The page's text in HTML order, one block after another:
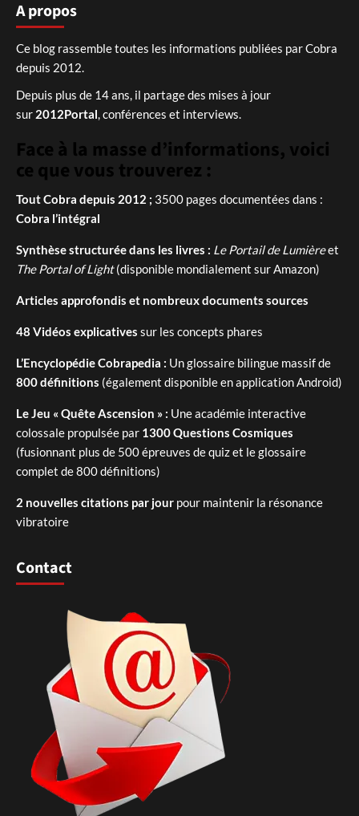
A propos
Ce blog rassemble toutes les informations publiées par Cobra
depuis 2012.
Depuis plus de 14 ans, il partage des mises à jour
sur 2012Portal, conférences et interviews.
Face à la masse d’informations, voici
ce que vous trouverez :
Tout Cobra depuis 2012 ; 3500 pages documentées dans :
Cobra l’intégral
Synthèse structurée dans les livres : Le Portail de Lumièreet
The Portal of Light(disponible mondialement sur Amazon)
Articles approfondis et nombreux documents sources
48 Vidéos explicatives sur les concepts phares
L’Encyclopédie Cobrapedia : Un glossaire bilingue massif de
800 définitions (également disponible en application Android)
Le Jeu « Quête Ascension » : Une académie interactive
colossale propulsée par 1300 Questions Cosmiques
(fusionnant plus de 500 épreuves de quiz et le glossaire
complet de 800 définitions)
2 nouvelles citations par jour pour maintenir la résonance
vibratoire
Contact